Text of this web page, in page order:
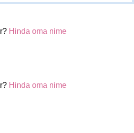
Hinda oma nime
Hinda oma nime